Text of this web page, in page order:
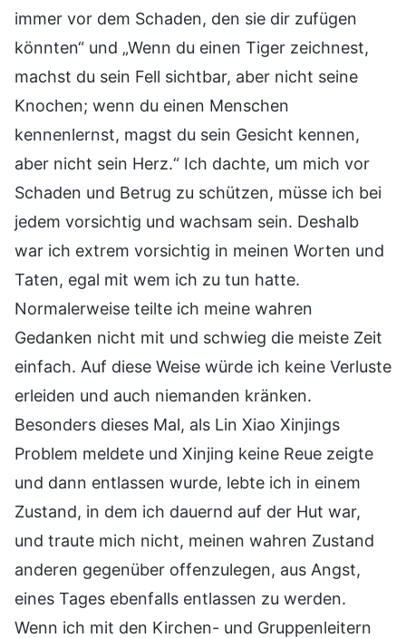
immer vor dem Schaden, den sie dir zufügen
könnten“ und „Wenn du einen Tiger zeichnest,
machst du sein Fell sichtbar, aber nicht seine
Knochen; wenn du einen Menschen
kennenlernst, magst du sein Gesicht kennen,
aber nicht sein Herz.“ Ich dachte, um mich vor
Schaden und Betrug zu schützen, müsse ich bei
jedem vorsichtig und wachsam sein. Deshalb
war ich extrem vorsichtig in meinen Worten und
Taten, egal mit wem ich zu tun hatte.
Normalerweise teilte ich meine wahren
Gedanken nicht mit und schwieg die meiste Zeit
einfach. Auf diese Weise würde ich keine Verluste
erleiden und auch niemanden kränken.
Besonders dieses Mal, als Lin Xiao Xinjings
Problem meldete und Xinjing keine Reue zeigte
und dann entlassen wurde, lebte ich in einem
Zustand, in dem ich dauernd auf der Hut war,
und traute mich nicht, meinen wahren Zustand
anderen gegenüber offenzulegen, aus Angst,
eines Tages ebenfalls entlassen zu werden.
Wenn ich mit den Kirchen- und Gruppenleitern